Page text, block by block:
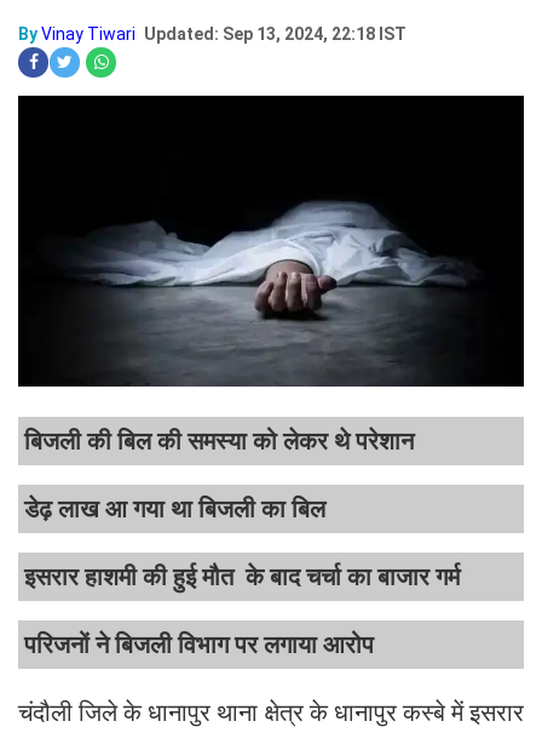
ByVinay Tiwari Updated: Sep 13, 2024, 22:18 IST
बिजली की बिल की समस्या को लेकर थे परेशान
डेढ़ लाख आ गया था बिजली का बिल
इसरार हाशमी की हुई मौत के बाद चर्चा का बाजार गर्म
परिजनों ने बिजली विभाग पर लगाया आरोप
चंदौली जिले के धानापुर थाना क्षेत्र के धानापुर कस्बे में इसरार